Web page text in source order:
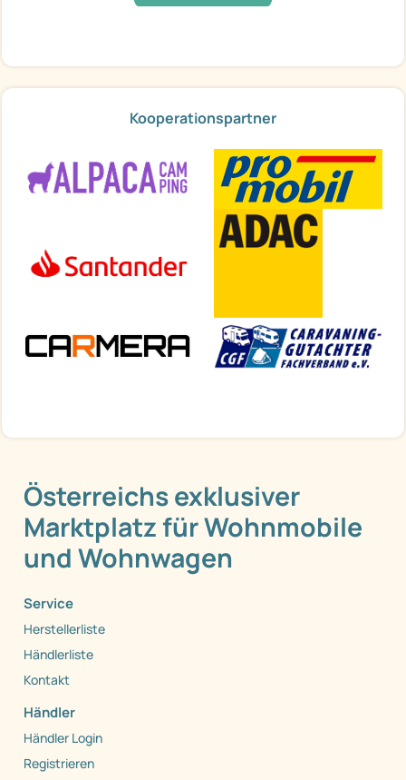
Kooperationspartner
Österreichs exklusiver
Marktplatz für Wohnmobile
und Wohnwagen
Service
Herstellerliste
Händlerliste
Kontakt
Händler
Händler Login
Registrieren